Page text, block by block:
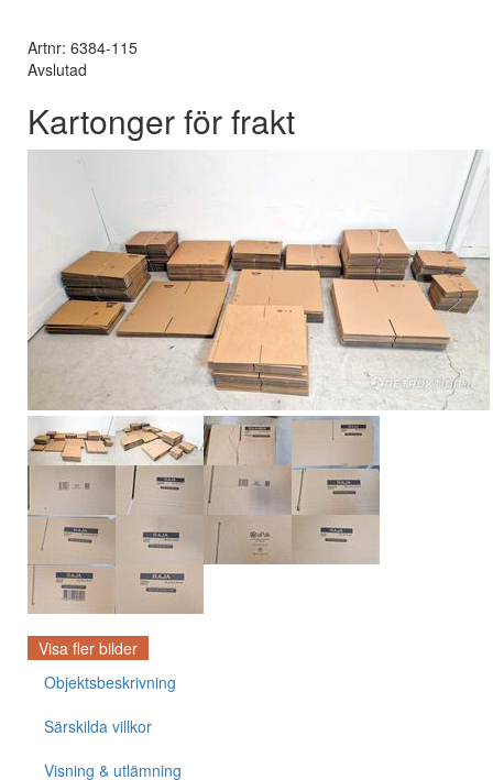
Artnr: 6384-115
Avslutad
Kartonger för frakt
Visa fler bilder
Objektsbeskrivning
Särskilda villkor
Visning & utlämning